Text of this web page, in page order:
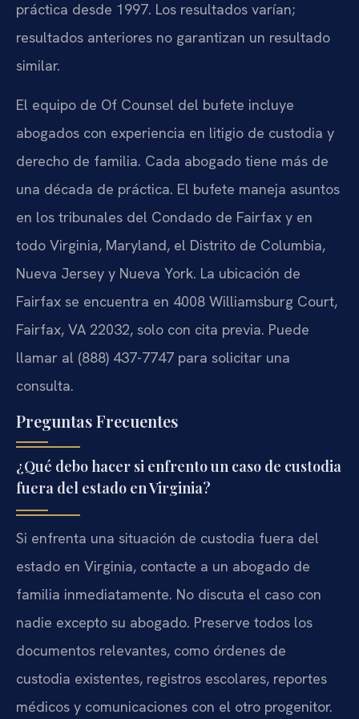
práctica desde 1997. Los resultados varían;
resultados anteriores no garantizan un resultado
similar.
El equipo de Of Counsel del bufete incluye
abogados con experiencia en litigio de custodia y
derecho de familia. Cada abogado tiene más de
una década de práctica. El bufete maneja asuntos
en los tribunales del Condado de Fairfax y en
todo Virginia, Maryland, el Distrito de Columbia,
Nueva Jersey y Nueva York. La ubicación de
Fairfax se encuentra en 4008 Williamsburg Court,
Fairfax, VA 22032, solo con cita previa. Puede
llamar al (888) 437-7747 para solicitar una
consulta.
Preguntas Frecuentes
¿Qué debo hacer si enfrento un caso de custodia
fuera del estado en Virginia?
Si enfrenta una situación de custodia fuera del
estado en Virginia, contacte a un abogado de
familia inmediatamente. No discuta el caso con
nadie excepto su abogado. Preserve todos los
documentos relevantes, como órdenes de
custodia existentes, registros escolares, reportes
médicos y comunicaciones con el otro progenitor.